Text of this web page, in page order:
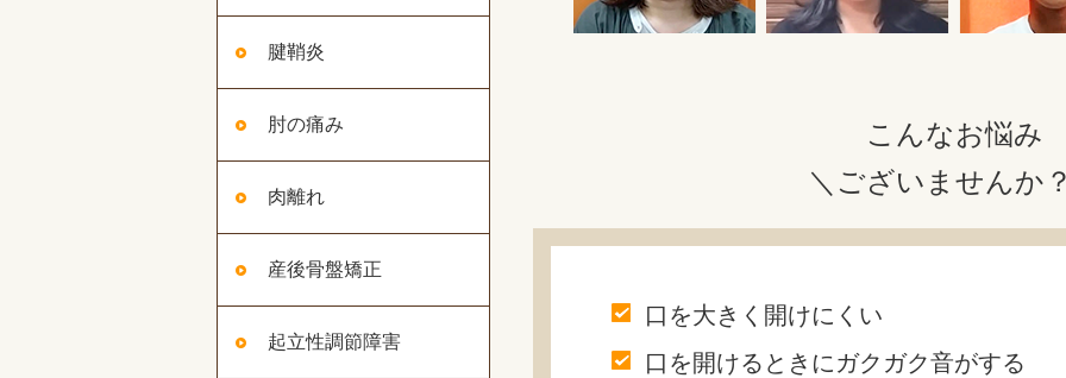
腱鞘炎
肘の痛み
肉離れ
産後骨盤矯正
起立性調節障害
こんなお悩み
＼ございませんか
口を大きく開けにくい
口を開けるときにガクガク音がする